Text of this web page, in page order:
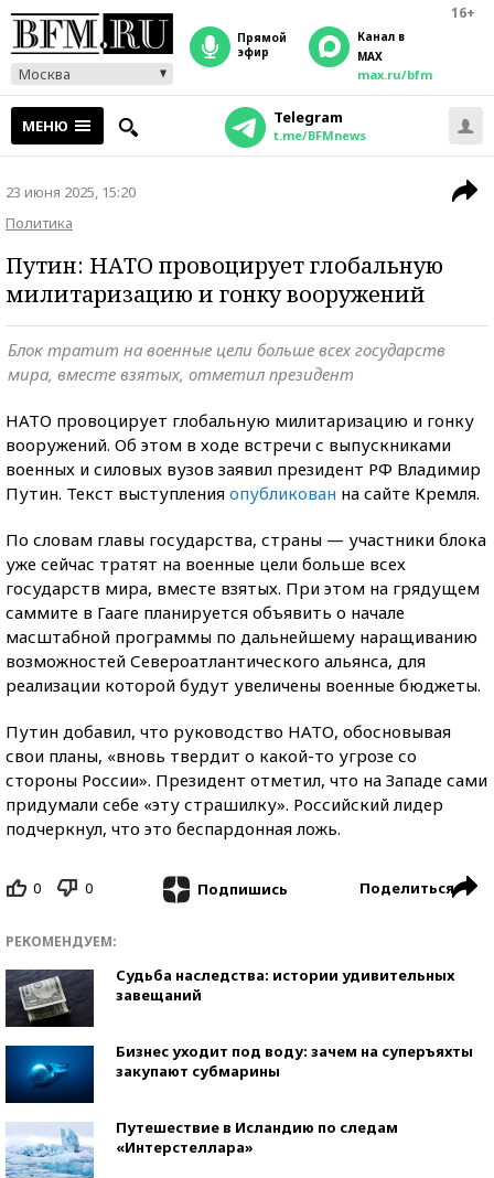
16+
Москва
прямой
эфир
Канал в
MAX
max.ru/bfm
МЕНЮ Telegram
t.me/BFMnews
23 июня 2025, 15:20
Политика
Путин: НАТО провоцирует глобальную
милитаризацию и гонку вооружений
Блок тратит на военные цели больше всех государств
мира, вместе взятых, отметил президент
НАТО провоцирует глобальную милитаризацию и гонку
вооружений. Об этом в ходе встречи с выпускниками
военных и силовых вузов заявил президент РФ Владимир
Путин. Текст выступления опубликован на сайте Кремля.
По словам главы государства, страны — участники блока
уже сейчас тратят на военные цели больше всех
государств мира, вместе взятых. При этом на грядущем
саммите в Гааге планируется объявить о начале
масштабной программы по дальнейшему наращиванию
возможностей Североатлантического альянса, для
реализации которой будут увеличены военные бюджеты.
Путин добавил, что руководство НАТО, обосновывая
свои планы, «вновь твердит о какой-то угрозе со
стороны России». Президент отметил, что на Западе сами
придумали себе «эту страшилку». Российский лидер
подчеркнул, что это беспардонная ложь.
0 0 Подпишись Поделиться
РЕКОМЕНДУЕМ:
Судьба наследства: истории удивительных
завещаний
Бизнес уходит под воду: зачем на суперъяхты
закупают субмарины
Путешествие в Исландию по следам
«Интерстеллара»